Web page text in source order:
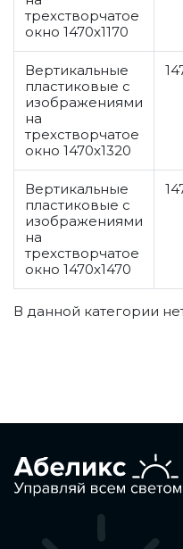
трехстворчатое
окно 1470x1170
Вертикальные
пластиковые с
изображениями
на
трехстворчатое
окно 1470x1320
Вертикальные
пластиковые с
изображениями
на
трехстворчатое
окно 1470x1470
В данной категории